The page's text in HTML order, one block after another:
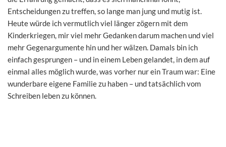
Entscheidungen zu treffen, so lange man jung und mutig ist.
Heute würde ich vermutlich viel länger zögern mit dem
Kinderkriegen, mir viel mehr Gedanken darum machen und viel
mehr Gegenargumente hin und her wälzen. Damals bin ich
einfach gesprungen – und in einem Leben gelandet, in dem auf
einmal alles möglich wurde, was vorher nur ein Traum war: Eine
wunderbare eigene Familie zu haben – und tatsächlich vom
Schreiben leben zu können.